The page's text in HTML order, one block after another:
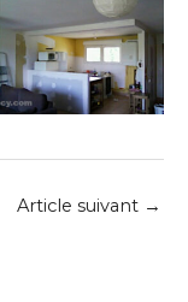
Article suivant →